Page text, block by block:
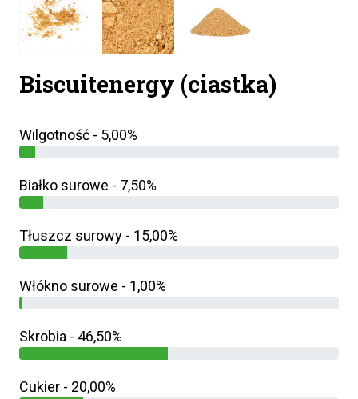
Biscuitenergy (ciastka)
Wilgotność - 5,00%
Białko surowe - 7,50%
Tłuszcz surowy - 15,00%
Włókno surowe - 1,00%
Skrobia - 46,50%
Cukier - 20,00%